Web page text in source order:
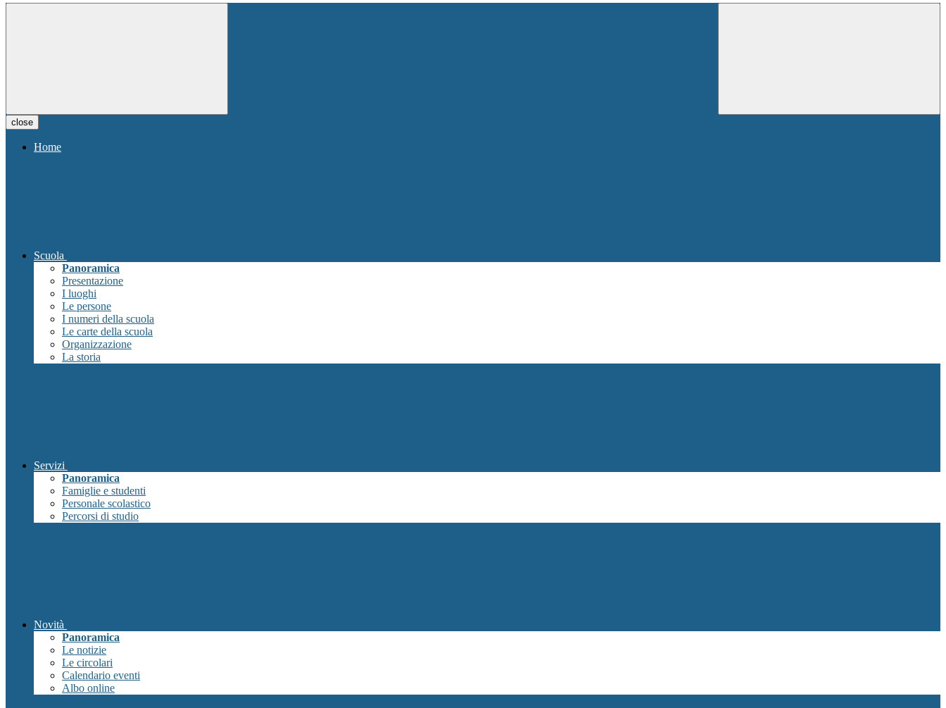
close
Home
Scuola
Panoramica
Presentazione
I luoghi
Le persone
I numeri della scuola
Le carte della scuola
Organizzazione
La storia
Servizi
Panoramica
Famiglie e studenti
Personale scolastico
Percorsi di studio
Novità
Panoramica
Le notizie
Le circolari
Calendario eventi
Albo online